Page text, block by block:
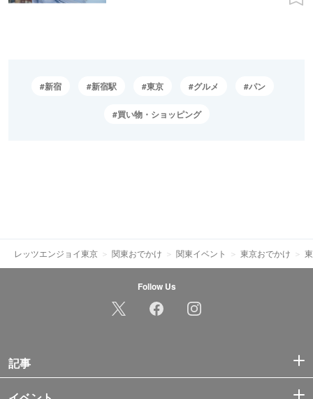
新宿 新宿駅 東京 グルメ パン
買い物・ショッピング
レッツエンジョイ東京 関東おでかけ 関東イベント 東京おでかけ
Follow Us
記事